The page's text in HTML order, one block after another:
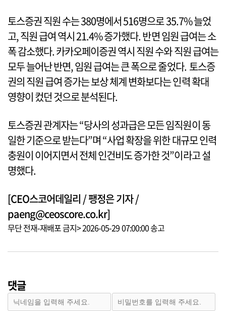
토스증권 직원 수는 380명에서 516명으로 35.7% 늘었
고, 직원 급여 역시 21.4% 증가했다. 반면 임원 급여는 소
폭 감소했다. 카카오페이증권 역시 직원 수와 직원 급여는
모두 늘어난 반면, 임원 급여는 큰 폭으로 줄었다. 토스증
권의 직원 급여 증가는 보상 체계 변화보다는 인력 확대
영향이 컸던 것으로 분석된다.
토스증권 관계자는 “당사의 성과급은 모든 임직원이 동
일한 기준으로 받는다”며 “사업 확장을 위한 대규모 인력
충원이 이어지면서 전체 인건비도 증가한 것”이라고 설
명했다.
[CEO스코어데일리 / 팽정은 기자 /
paeng@ceoscore.co.kr]
무단 전재-재배포 금지> 2026-05-29 07:00:00 송고
댓글